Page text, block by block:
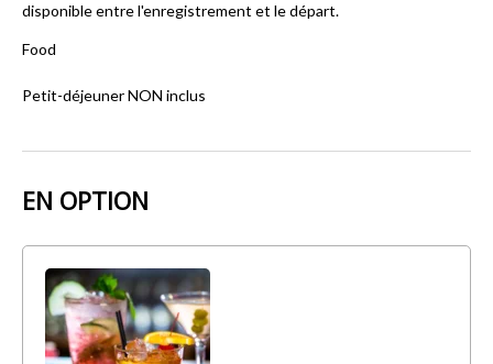
disponible entre l'enregistrement et le départ.
Food
Petit-déjeuner NON inclus
EN OPTION